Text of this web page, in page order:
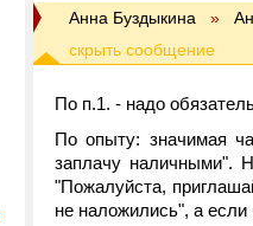
Анна Буздыкина »
По п.1. - надо
По опыту: значимая
заплачу наличными".
"Пожалуйста,
не наложились", а если